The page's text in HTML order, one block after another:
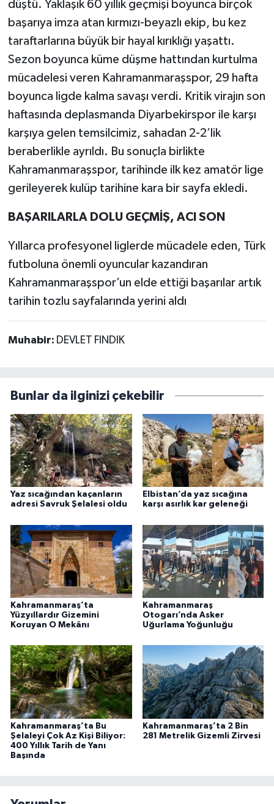
düştü. Yaklaşık 60 yıllık geçmişi boyunca birçok
başarıya imza atan kırmızı-beyazlı ekip, bu kez
taraftarlarına büyük bir hayal kırıklığı yaşattı.
Sezon boyunca küme düşme hattından kurtulma
mücadelesi veren Kahramanmaraşspor, 29 hafta
boyunca ligde kalma savaşı verdi. Kritik virajın son
haftasında deplasmanda Diyarbekirspor ile karşı
karşıya gelen temsilcimiz, sahadan 2-2’lik
beraberlikle ayrıldı. Bu sonuçla birlikte
Kahramanmaraşspor, tarihinde ilk kez amatör lige
gerileyerek kulüp tarihine kara bir sayfa ekledi.
BAŞARILARLA DOLU GEÇMİŞ, ACI SON
Yıllarca profesyonel liglerde mücadele eden, Türk
futboluna önemli oyuncular kazandıran
Kahramanmaraşspor’un elde ettiği başarılar artık
tarihin tozlu sayfalarında yerini aldı
Muhabir: DEVLET FINDIK
Bunlar da ilginizi çekebilir
Yaz sıcağından kaçanların
adresi Savruk Şelalesi oldu
Elbistan’da yaz sıcağına
karşı asırlık kar geleneği
Kahramanmaraş’ta
Yüzyıllardır Gizemini
Koruyan O Mekânı
Kahramanmaraş
Otogarı’nda Asker
Uğurlama Yoğunluğu
Kahramanmaraş’ta Bu
Şelaleyi Çok Az Kişi Biliyor:
400 Yıllık Tarih de Yanı
Başında
Kahramanmaraş’ta 2 Bin
281 Metrelik Gizemli Zirvesi